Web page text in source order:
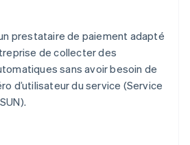
prestataire de paiement adapté
de collecter des
sans avoir besoin de
d’utilisateur du service (Service